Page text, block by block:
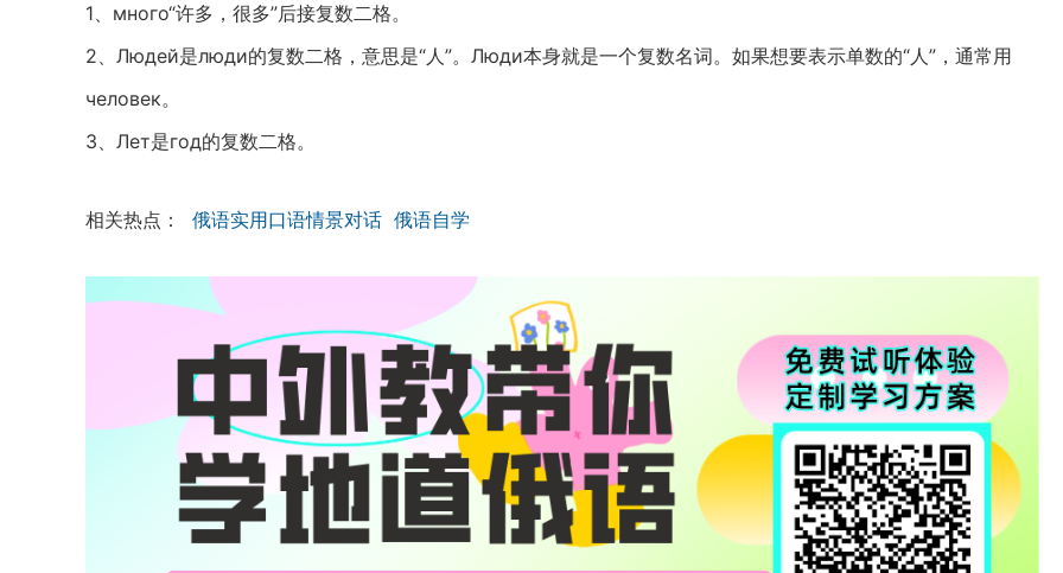
1、много“许多，很多”后接复数二格。
2、Людей是люди的复数二格，意思是“人”。Люди本身就是一个复数名词。如果想要表示单数的“人”，通常用
человек。
3、Лет是год的复数二格。
相关热点： 俄语实用口语情景对话 俄语自学